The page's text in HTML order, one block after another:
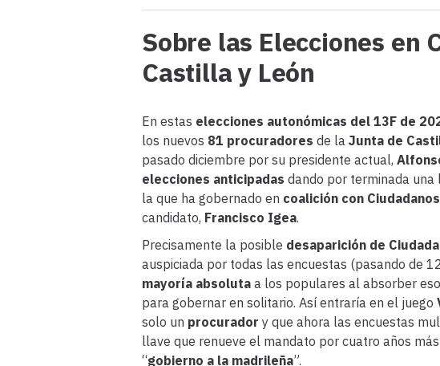
Sobre las Elecciones en
Castilla y León
En estas elecciones autonómicas del 13F de
los nuevos 81 procuradores de la Junta de
pasado diciembre por su presidente actual,
elecciones anticipadas dando por terminada una
la que ha gobernado en coalición con Ciudadanos
candidato, Francisco Igea.
Precisamente la posible desaparición de
auspiciada por todas las encuestas (pasando de
mayoría absoluta a los populares al absorber
para gobernar en solitario. Así entraría en el juego
solo un procurador y que ahora las encuestas
llave que renueve el mandato por cuatro años
“gobierno a la madrileña”.